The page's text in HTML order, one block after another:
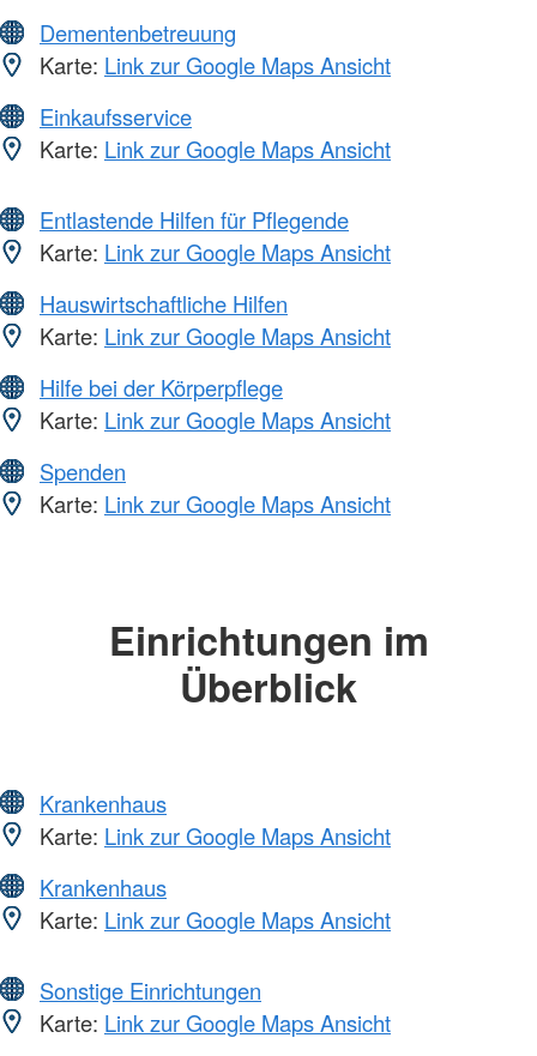
Dementenbetreuung
Karte: Link zur Google Maps Ansicht
Einkaufsservice
Karte: Link zur Google Maps Ansicht
Entlastende Hilfen für Pflegende
Karte: Link zur Google Maps Ansicht
Hauswirtschaftliche Hilfen
Karte: Link zur Google Maps Ansicht
Hilfe bei der Körperpflege
Karte: Link zur Google Maps Ansicht
Spenden
Karte: Link zur Google Maps Ansicht
Einrichtungen im
Überblick
Krankenhaus
Karte: Link zur Google Maps Ansicht
Krankenhaus
Karte: Link zur Google Maps Ansicht
Sonstige Einrichtungen
Karte: Link zur Google Maps Ansicht